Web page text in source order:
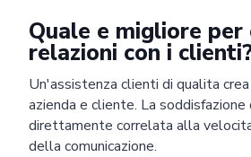
Quale e migliore
relazioni con i
Un'assistenza clienti di qualita
azienda e cliente. La
direttamente correlata alla
della comunicazione.